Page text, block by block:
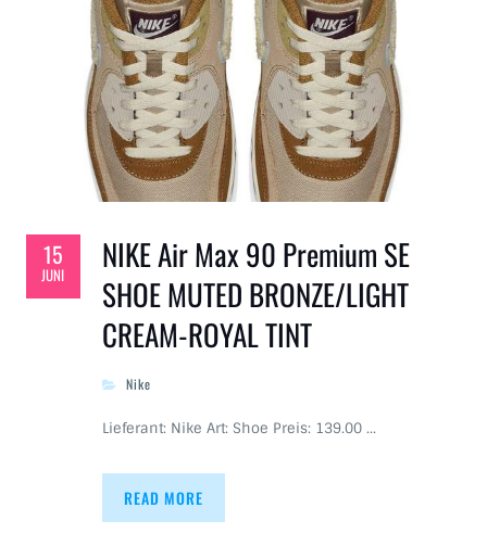
15
JUNI
NIKE Air Max 90 Premium SE
SHOE MUTED BRONZE/LIGHT
CREAM-ROYAL TINT
Nike
Lieferant: Nike Art: Shoe Preis: 139.00 …
READ MORE